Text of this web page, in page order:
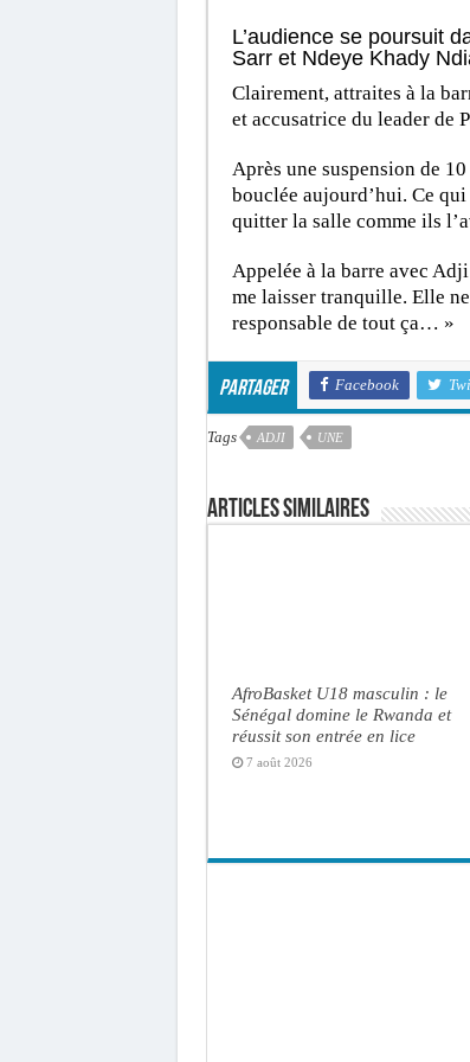
L’audience se poursuit
Sarr et Ndeye Khady
Clairement, attraites à la
et accusatrice du leader de
Après une suspension de
bouclée aujourd’hui. Ce
quitter la salle comme ils
Appelée à la barre avec
me laisser tranquille. Elle
responsable de tout ça… »
Partager Facebook
Tags ADJI UNE
Articles similaires
AfroBasket U18 masculin : le
Sénégal domine le Rwanda et
réussit son entrée en lice
7 août 2026